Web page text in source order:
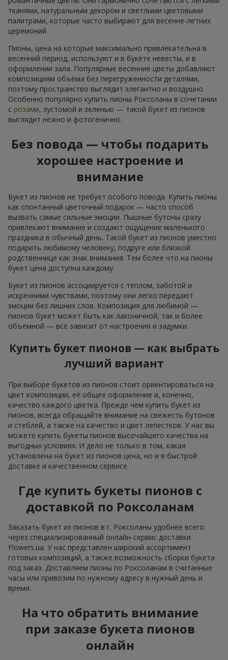
тканями, натуральным декором и светлыми цветовыми
палитрами, которые часто выбирают для весенне-летних
церемоний.
Пионы, цена на которые максимально привлекательна в
весенний период, используют и в букете невесты, и в
оформлении зала. Популярные весенние цветы добавляют
композициям объёма без перегруженности деталями,
поэтому пространство выглядит элегантно и воздушно.
Особенно популярно купить пионы Роксоланы в сочетании
с розами, эустомой и зеленью — такой букет из пионов
выглядит нежно и фотогенично.
Без повода — чтобы подарить
хорошее настроение и
внимание
Букет из пионов не требует особого повода. Купить пионы
как спонтанный цветочный подарок — часто способ
вызвать самые сильные эмоции. Пышные бутоны сразу
привлекают внимание и создают ощущение маленького
праздника в обычный день. Такой букет из пионов уместно
подарить любимому человеку, подруге или близкой
родственнице как знак внимания. Тем более что на пионы
букет цена доступна каждому.
Букет из пионов ассоциируется с теплом, заботой и
искренними чувствами, поэтому они легко передают
эмоции без лишних слов. Композиция для любимой —
пионов букет может быть как лаконичной, так и более
объёмной — всё зависит от настроения и задумки.
Купить букет пионов — как выбрать
лучший вариант
При выборе букетов из пионов стоит ориентироваться на
цвет композиции, её общее оформление и, конечно,
качество каждого цветка. Прежде чем купить букет из
пионов, всегда обращайте внимание на свежесть бутонов
и стеблей, а также на качество и цвет лепестков. У нас вы
можете купить букеты пионов высочайшего качества на
выгодных условиях. И дело не только в том, какая
установлена на букет из пионов цена, но и в быстрой
доставке и качественном сервисе.
Где купить букеты пионов с
доставкой по Роксоланам
Заказать букет из пионов в г. Роксоланы удобнее всего
через специализированный онлайн-сервис доставки
Flowers.ua. У нас представлен широкий ассортимент
готовых композиций, а также возможность сборки букета
под заказ. Доставляем пионы по Роксоланам в считанные
часы или привозим по нужному адресу в нужный день и
время.
На что обратить внимание
при заказе букета пионов
онлайн